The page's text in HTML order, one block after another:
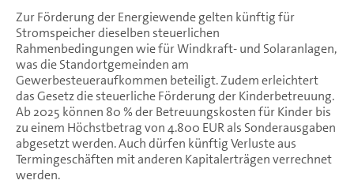
Zur Förderung der Energiewende gelten künftig für
Stromspeicher dieselben steuerlichen
Rahmenbedingungen wie für Windkraft- und Solaranlagen,
was die Standortgemeinden am
Gewerbesteueraufkommen beteiligt. Zudem erleichtert
das Gesetz die steuerliche Förderung der Kinderbetreuung.
Ab 2025 können 80 % der Betreuungskosten für Kinder bis
zu einem Höchstbetrag von 4.800 EUR als Sonderausgaben
abgesetzt werden. Auch dürfen künftig Verluste aus
Termingeschäften mit anderen Kapitalerträgen verrechnet
werden.